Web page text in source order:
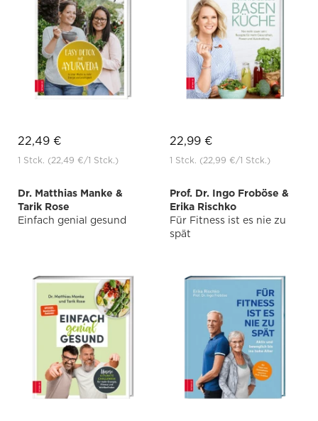
22,49 €
1 Stck. (22,49 €/1 Stck.)
22,99 €
1 Stck. (22,99 €/1 Stck.)
Dr. Matthias Manke &
Tarik Rose
Einfach genial gesund
Prof. Dr. Ingo Froböse &
Erika Rischko
Für Fitness ist es nie zu
spät